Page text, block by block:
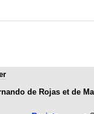
de Rojas et de